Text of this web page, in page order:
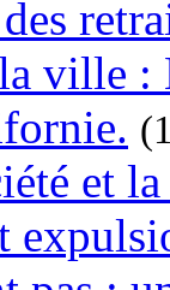
ville :
et